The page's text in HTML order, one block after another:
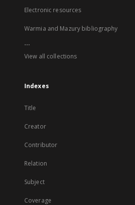
Electronic resources
Warmia and Mazury bibliography
...
View all collections
Indexes
Title
Creator
Contributor
Relation
Subject
Coverage